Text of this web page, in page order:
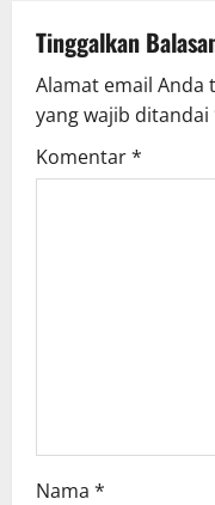
v
i
g
Tinggalkan
Alamat email Anda
yang wajib ditandai
Komentar*
Nama *